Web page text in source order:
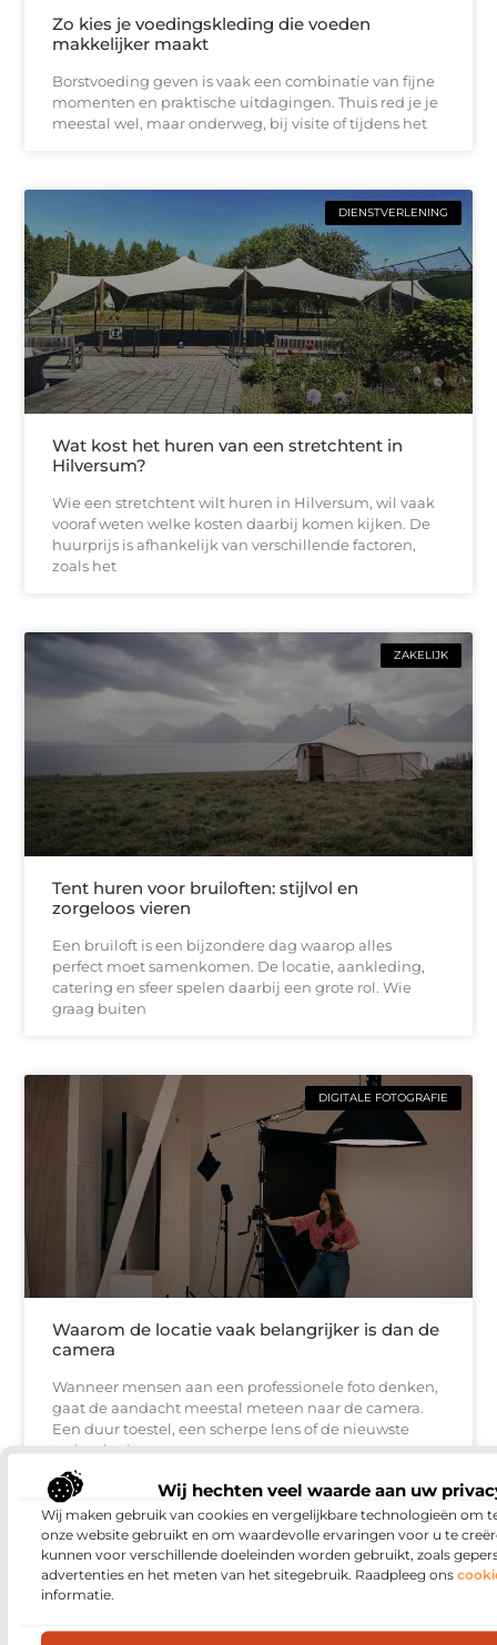
Wij hechten veel waarde aan uw
Wij maken gebruik van cookies en vergelijkbare technologieën om
onze website gebruikt en om waardevolle ervaringen voor u te
kunnen voor verschillende doeleinden worden gebruikt, zoals
advertenties en het meten van het sitegebruik. Raadpleeg ons
informatie.
Zo kies je voedingskleding die voeden
makkelijker maakt
Borstvoeding geven is vaak een combinatie van fijne
momenten en praktische uitdagingen. Thuis red je je
meestal wel, maar onderweg, bij visite of tijdens het
DIENSTVERLENING
Wat kost het huren van een stretchtent in
Hilversum?
Wie een stretchtent wilt huren in Hilversum, wil vaak
vooraf weten welke kosten daarbij komen kijken. De
huurprijs is afhankelijk van verschillende factoren,
zoals het
ZAKELIJK
Tent huren voor bruiloften: stijlvol en
zorgeloos vieren
Een bruiloft is een bijzondere dag waarop alles
perfect moet samenkomen. De locatie, aankleding,
catering en sfeer spelen daarbij een grote rol. Wie
graag buiten
DIGITALE FOTOGRAFIE
Waarom de locatie vaak belangrijker is dan de
camera
Wanneer mensen aan een professionele foto denken,
gaat de aandacht meestal meteen naar de camera.
Een duur toestel, een scherpe lens of de nieuwste
technologie
WONING EN TUIN